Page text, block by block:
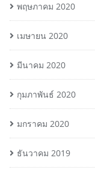
พฤษภาคม 2020
เมษายน 2020
มีนาคม 2020
กุมภาพันธ์ 2020
มกราคม 2020
ธันวาคม 2019